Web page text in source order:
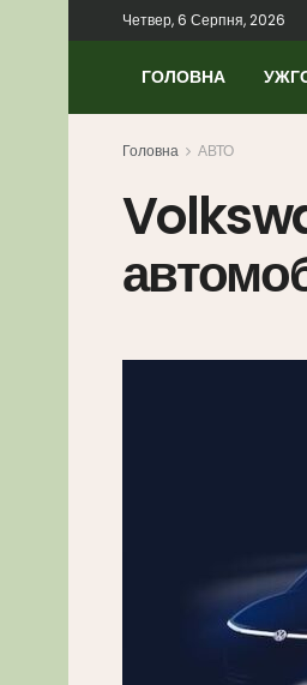
Четвер, 6 Серпня, 2026
ГОЛОВНА
Головна АВТО